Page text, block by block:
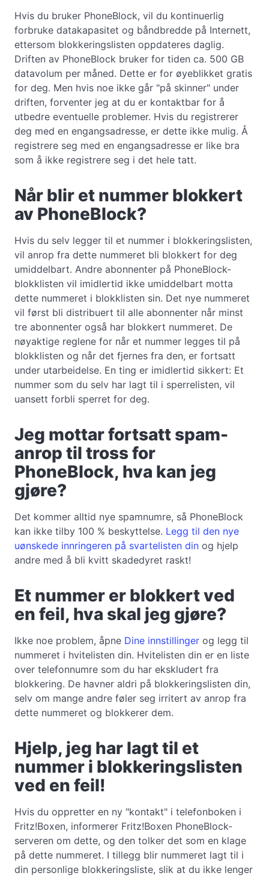
Hvis du bruker PhoneBlock, vil du kontinuerlig
forbruke datakapasitet og båndbredde på Internett,
ettersom blokkeringslisten oppdateres daglig.
Driften av PhoneBlock bruker for tiden ca. 500 GB
datavolum per måned. Dette er for øyeblikket gratis
for deg. Men hvis noe ikke går "på skinner" under
driften, forventer jeg at du er kontaktbar for å
utbedre eventuelle problemer. Hvis du registrerer
deg med en engangsadresse, er dette ikke mulig. Å
registrere seg med en engangsadresse er like bra
som å ikke registrere seg i det hele tatt.
Når blir et nummer blokkert
av PhoneBlock?
Hvis du selv legger til et nummer i blokkeringslisten,
vil anrop fra dette nummeret bli blokkert for deg
umiddelbart. Andre abonnenter på PhoneBlock-
blokklisten vil imidlertid ikke umiddelbart motta
dette nummeret i blokklisten sin. Det nye nummeret
vil først bli distribuert til alle abonnenter når minst
tre abonnenter også har blokkert nummeret. De
nøyaktige reglene for når et nummer legges til på
blokklisten og når det fjernes fra den, er fortsatt
under utarbeidelse. En ting er imidlertid sikkert: Et
nummer som du selv har lagt til i sperrelisten, vil
uansett forbli sperret for deg.
Jeg mottar fortsatt spam-
anrop til tross for
PhoneBlock, hva kan jeg
gjøre?
Det kommer alltid nye spamnumre, så PhoneBlock
kan ikke tilby 100 % beskyttelse. Legg til den nye
uønskede innringeren på svartelisten din og hjelp
andre med å bli kvitt skadedyret raskt!
Et nummer er blokkert ved
en feil, hva skal jeg gjøre?
Ikke noe problem, åpne Dine innstillinger og legg til
nummeret i hvitelisten din. Hvitelisten din er en liste
over telefonnumre som du har ekskludert fra
blokkering. De havner aldri på blokkeringslisten din,
selv om mange andre føler seg irritert av anrop fra
dette nummeret og blokkerer dem.
Hjelp, jeg har lagt til et
nummer i blokkeringslisten
ved en feil!
Hvis du oppretter en ny "kontakt" i telefonboken i
Fritz!Boxen, informerer Fritz!Boxen PhoneBlock-
serveren om dette, og den tolker det som en klage
på dette nummeret. I tillegg blir nummeret lagt til i
din personlige blokkeringsliste, slik at du ikke lenger